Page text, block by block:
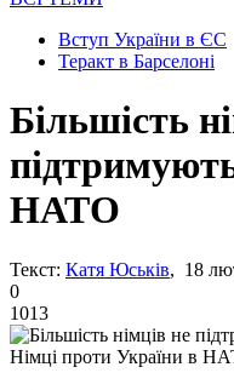
Вступ України в ЄС
Теракт в Барселоні
Більшість
НАТО
Текст: Катя Юськів, 18
0
1013
Німці проти України в